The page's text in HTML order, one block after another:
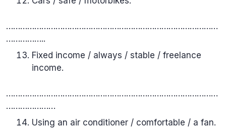
………………………………………………………………………………
……………..
Fixed income / always / stable / freelance
income.
………………………………………………………………………………
…………………
Using an air conditioner / comfortable / a fan.